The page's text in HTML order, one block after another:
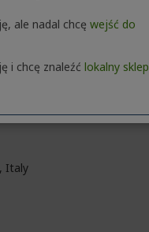
Italy
ale nadal chcę wejść do
i chcę znaleźć lokalny sklep